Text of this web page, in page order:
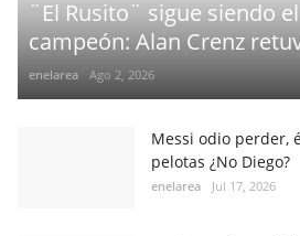
¨El Rusito¨ sigue siendo el
campeón: Alan Crenz
enelarea Ago 2, 2026
Messi odio perder,
pelotas ¿No Diego?
enelarea Jul 17, 2026